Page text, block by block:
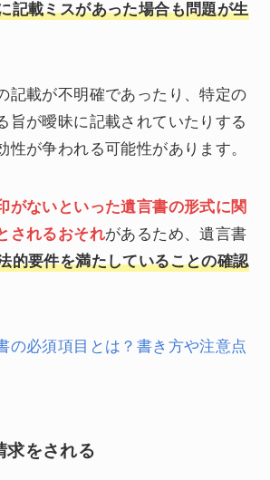
記載ミスがあった場合も問題が生
記載が不明確であったり、特定の
旨が曖昧に記載されていたりする
性が争われる可能性があります。
がないといった遺言書の形式に関
されるおそれがあるため、遺言書
的要件を満たしていることの確認
の必須項目とは？書き方や注意点
求をされる